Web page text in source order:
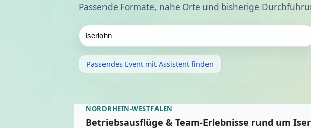
Passende Formate, nahe Orte und bisherige
Passendes Event mit Assistent finden
NORDRHEIN-WESTFALEN
Betriebsausflüge & Team-Erlebnisse rund um